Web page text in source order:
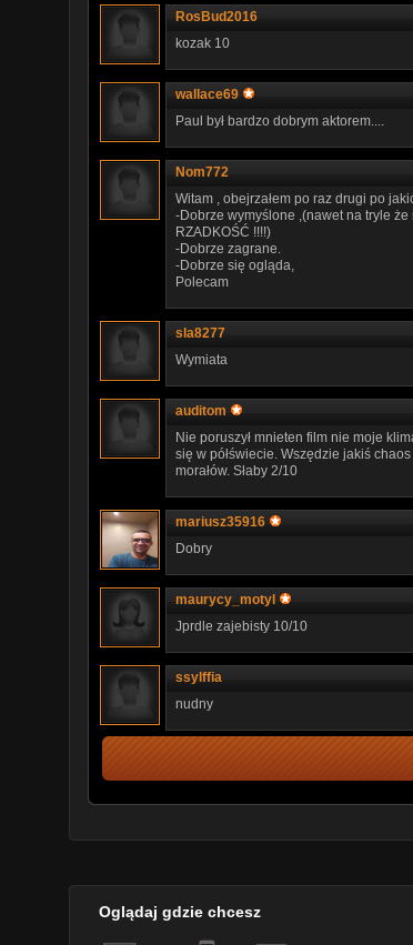
RosBud2016
kozak 10
wallace69
Paul był bardzo dobrym aktorem....
Nom772
Witam , obejrzałem po raz drugi po
-Dobrze wymyślone ,(nawet na tryle że
RZADKOŚĆ !!!!)
-Dobrze zagrane.
-Dobrze się ogląda,
Polecam
sla8277
Wymiata
auditom
Nie poruszył mnieten film nie moje
się w półświecie. Wszędzie jakiś
morałów. Słaby 2/10
mariusz35916
Dobry
maurycy_motyl
Jprdle zajebisty 10/10
ssylffia
nudny
Oglądaj gdzie chcesz